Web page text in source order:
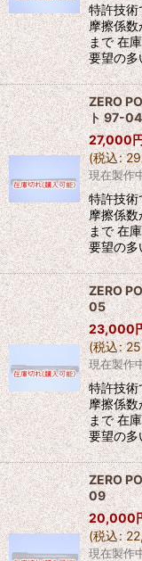
特許技
摩擦係
まで 在
要望の
ZERO
ト 97-04
27,000
(税込:
現在製作
特許技
摩擦係
まで 在
要望の
ZERO
05
23,000
(税込:
現在製作
特許技
摩擦係
まで 在
要望の
ZERO
09
20,000
(税込:
現在製作